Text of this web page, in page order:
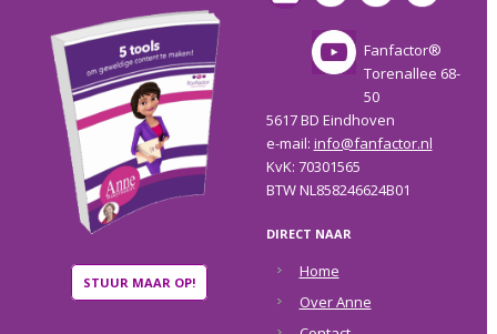
STUUR MAAR OP!
Fanfactor®
Torenallee 68-
50
5617 BD Eindhoven
e-mail: info@fanfactor.nl
KvK: 70301565
BTW NL858246624B01
DIRECT NAAR
Home
Over Anne